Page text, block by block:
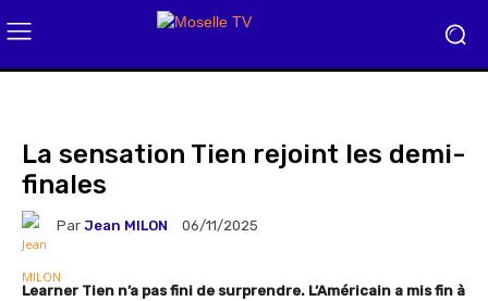
La sensation Tien rejoint les demi-
finales
Par Jean MILON 06/11/2025
Learner Tien n’a pas fini de surprendre. L’Américain a mis fin à